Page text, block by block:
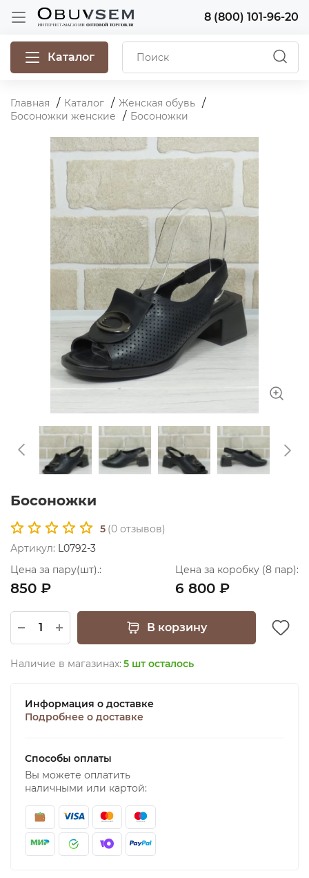
8 (800) 101-96-20
Каталог
Главная Каталог
Женская обувь
Босоножки женские
Босоножки
Босоножки
5 (0 отзывов)
Артикул: L0792-3
Цена за пару(шт).:
850 ₽
Цена за коробку (8 пар):
6 800 ₽
В корзину
Наличие в магазинах: 5 шт осталось
Информация о доставке
Подробнее о доставке
Способы оплаты
Вы можете оплатить
наличными или картой: